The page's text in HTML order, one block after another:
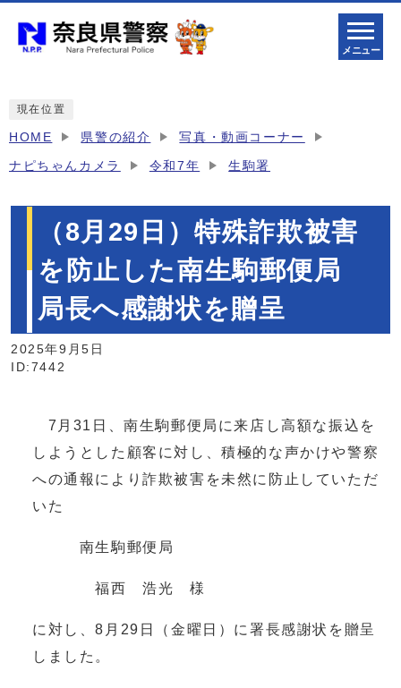
メニュー
現在位置
HOME 県警の紹介 写真・動画コーナー
ナピちゃんカメラ 令和7年 生駒署
（8月29日）特殊詐欺被害
を防止した南生駒郵便局
局長へ感謝状を贈呈
2025年9月5日
ID:7442
7月31日、南生駒郵便局に来店し高額な振込を
しようとした顧客に対し、積極的な声かけや警察
への通報により詐欺被害を未然に防止していただ
いた
南生駒郵便局
福西 浩光 様
に対し、8月29日（金曜日）に署長感謝状を贈呈
しました。